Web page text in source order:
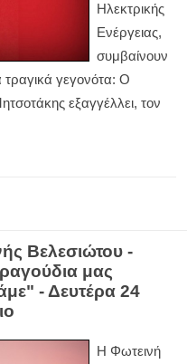
Ηλεκτρικής
Ενέργειας,
συμβαίνουν
τραγικά γεγονότα: Ο
εξαγγέλλει, τον
Βελεσιώτου -
μας
- Δευτέρα 24
Η Φωτεινή